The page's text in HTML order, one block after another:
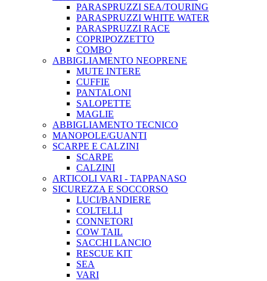
PARASPRUZZI SEA/TOURING
PARASPRUZZI WHITE WATER
PARASPRUZZI RACE
COPRIPOZZETTO
COMBO
ABBIGLIAMENTO NEOPRENE
MUTE INTERE
CUFFIE
PANTALONI
SALOPETTE
MAGLIE
ABBIGLIAMENTO TECNICO
MANOPOLE/GUANTI
SCARPE E CALZINI
SCARPE
CALZINI
ARTICOLI VARI - TAPPANASO
SICUREZZA E SOCCORSO
LUCI/BANDIERE
COLTELLI
CONNETORI
COW TAIL
SACCHI LANCIO
RESCUE KIT
SEA
VARI